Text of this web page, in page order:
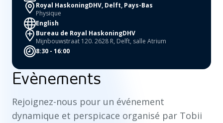
Royal HaskoningDHV, Delft, Pays-Bas
Physique
English
Bureau de Royal HaskoningDHV
Mijnbouwstraat 120. 2628 R, Delft, salle Atrium
8:30 - 16:00
Evènements
Rejoignez-nous pour un événement
dynamique et perspicace organisé par Tobii